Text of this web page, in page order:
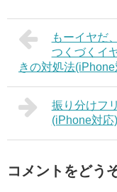
もーイヤだ
つくづくイ
きの対処法
振り分けフ
(iPhone対応)
コメントをどう